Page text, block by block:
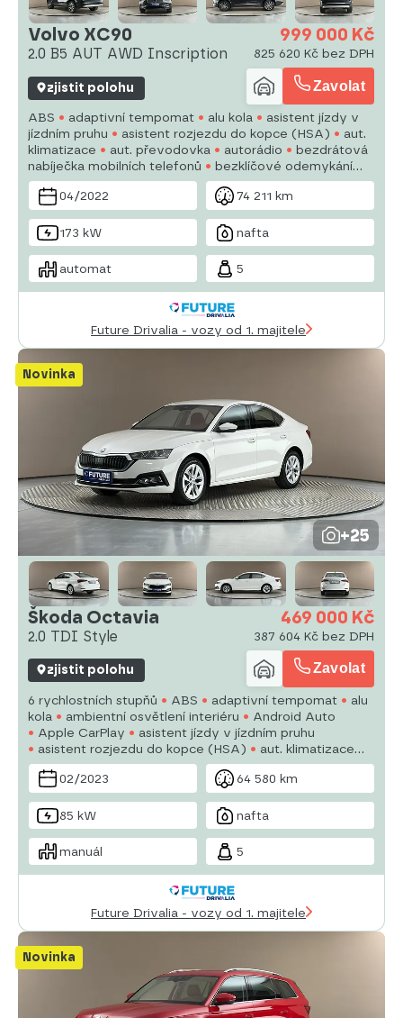
Volvo XC90
2.0 B5 AUT AWD Inscription
999 000 Kč
825 620 Kč bez DPH
zjistit polohu Zavolat
ABS adaptivní tempomat alu kola
asistent jízdy v
jízdním pruhu
asistent rozjezdu do kopce (HSA)
aut.
klimatizace
aut. převodovka autorádio
bezdrátová
nabíječka mobilních telefonů
bezklíčové odemykání
bluetooth
brzdový asistent
centrál dálkový
digitální přístrojový štít
dojezdové rezervní kolo
04/2022 74 211 km
173 kW nafta
automat 5
Future Drivalia - vozy od 1. majitele
Novinka
+25
Škoda Octavia
2.0 TDI Style
469 000 Kč
387 604 Kč bez DPH
zjistit polohu Zavolat
6 rychlostních stupňů ABS adaptivní tempomat
alu
kola
ambientní osvětlení interiéru
Android Auto
Apple CarPlay
asistent jízdy v jízdním pruhu
asistent rozjezdu do kopce (HSA)
aut. klimatizace
autorádio
bezdrátová nabíječka mobilních telefonů
bezklíčové odemykání
bluetooth brzdový asistent
02/2023 64 580 km
85 kW nafta
manuál 5
Future Drivalia - vozy od 1. majitele
Novinka